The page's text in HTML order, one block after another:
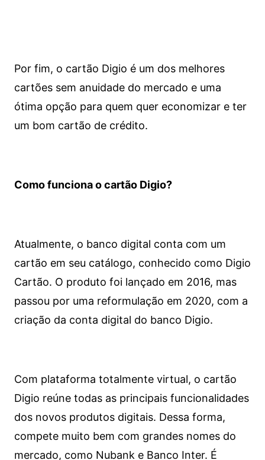
Por fim, o cartão Digio é um dos melhores
cartões sem anuidade do mercado e uma
ótima opção para quem quer economizar e ter
um bom cartão de crédito.
Como funciona o cartão Digio?
Atualmente, o banco digital conta com um
cartão em seu catálogo, conhecido como Digio
Cartão. O produto foi lançado em 2016, mas
passou por uma reformulação em 2020, com a
criação da conta digital do banco Digio.
Com plataforma totalmente virtual, o cartão
Digio reúne todas as principais funcionalidades
dos novos produtos digitais. Dessa forma,
compete muito bem com grandes nomes do
mercado, como Nubank e Banco Inter. É